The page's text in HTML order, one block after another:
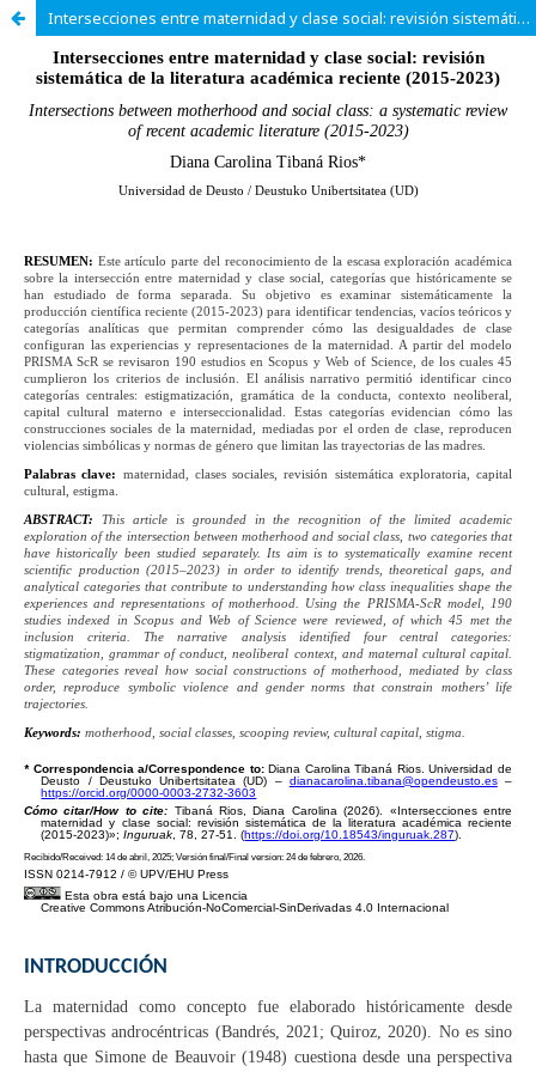
Intersecciones entre maternidad y clase social: revisión sistemática de la literatura académica reciente (2015-2023)